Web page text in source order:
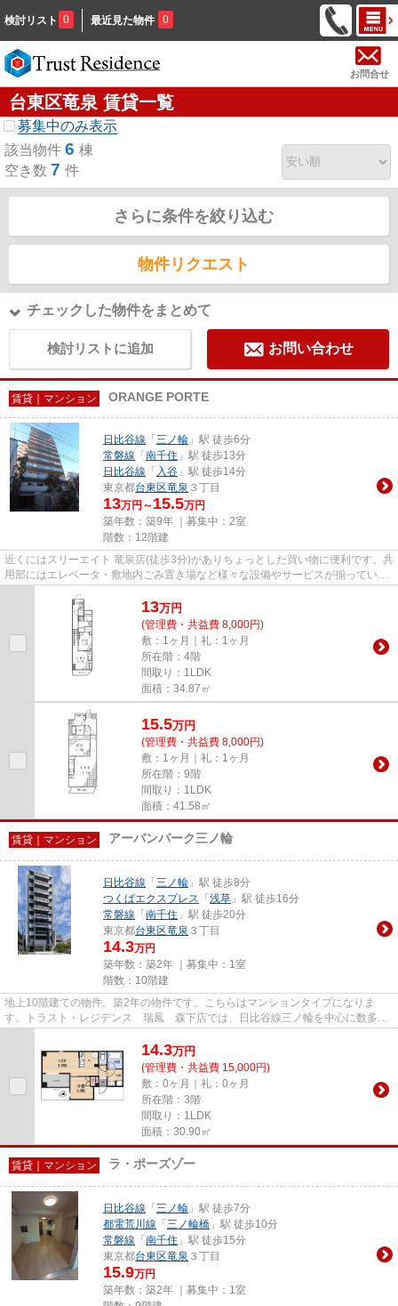
検討リスト 0 最近見た物件 0
お問合せ
台東区竜泉 賃貸一覧
募集中のみ表示
該当物件 6 棟
空き数 7 件
さらに条件を絞り込む
物件リクエスト
チェックした物件をまとめて
検討リストに追加 お問い合わせ
賃貸｜マンション ORANGE PORTE
日比谷線 「 三ノ輪 」駅 徒歩6分
常磐線 「 南千住 」駅 徒歩13分
日比谷線 「 入谷 」駅 徒歩14分
東京都台東区竜泉 ３丁目
13万円～ 15.5万円
築年数：築9年 ｜募集中： 2室
階数：12階建
近くにはスリーエイト 竜泉店(徒歩3分)がありちょっとした買い物に便利です。共
用部にはエレベータ・敷地内ごみ置き場など様々な設備やサービスが揃っている
13万円
(管理費・共益費 8,000円)
敷：1ヶ月｜礼：1ヶ月
所在階：4階
間取り：1LDK
面積：34.87㎡
15.5万円
(管理費・共益費 8,000円)
敷：1ヶ月｜礼：1ヶ月
所在階：9階
間取り：1LDK
面積：41.58㎡
賃貸｜マンション アーバンパーク三ノ輪
日比谷線 「 三ノ輪 」駅 徒歩8分
つくばエクスプレス 「 浅草 」駅 徒歩16分
常磐線 「 南千住 」駅 徒歩20分
東京都台東区竜泉 ３丁目
14.3万円
築年数：築2年 ｜募集中： 1室
階数：10階建
地上10階建ての物件。築2年の物件です。こちらはマンションタイプになりま
す。トラスト・レジデンス 瑞鳳 森下店では、日比谷線三ノ輪を中心に数多く
14.3万円
(管理費・共益費 15,000円)
敷：0ヶ月｜礼：0ヶ月
所在階：3階
間取り：1LDK
面積：30.90㎡
賃貸｜マンション ラ・ポーズゾー
日比谷線 「 三ノ輪 」駅 徒歩7分
都電荒川線 「 三ノ輪橋 」駅 徒歩10分
常磐線 「 南千住 」駅 徒歩15分
東京都台東区竜泉 ３丁目
15.9万円
築年数：築2年 ｜募集中： 1室